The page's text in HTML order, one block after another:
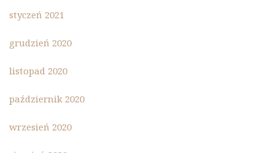
styczeń 2021
grudzień 2020
listopad 2020
październik 2020
wrzesień 2020